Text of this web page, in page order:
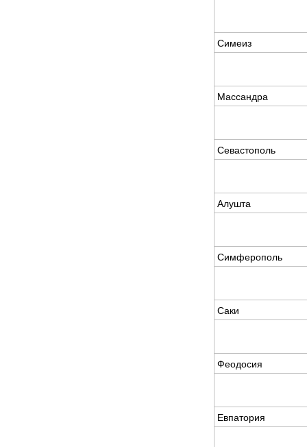
Симеиз
Массандра
Севастополь
Алушта
Симферополь
Саки
Феодосия
Евпатория